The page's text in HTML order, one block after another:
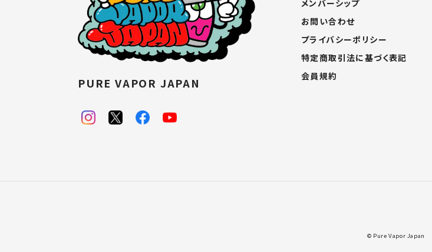
PURE VAPOR JAPAN
メンバーシップ
お問い合わせ
プライバシーポリシー
特定商取引法に基づく表記
会員規約
© Pure Vapor Japan